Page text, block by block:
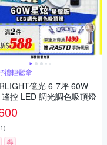
禮輕鬆拿
億光 6-7坪 60W
控 LED 調光調色吸頂燈
1)
券